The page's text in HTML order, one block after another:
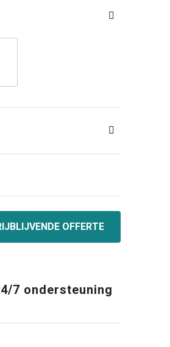
OFFERTE
7 ondersteuning